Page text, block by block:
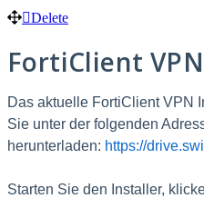
Delete
FortiClient
Das aktuelle FortiClient VPN
Sie unter der folgenden
herunterladen: https://
Starten Sie den Installer,